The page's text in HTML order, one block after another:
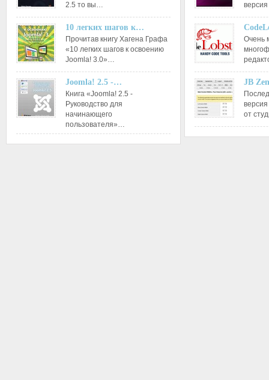
2.5 то вы…
10 легких шагов к…
Прочитав книгу Хагена Графа
«10 легких шагов к освоению
Joomla! 3.0»…
Joomla! 2.5 -…
Книга «Joomla! 2.5 -
Руководство для
начинающего
пользователя»…
Очень
JB
от